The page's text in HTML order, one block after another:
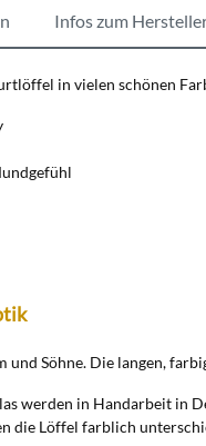
Infos zum
in vielen schönen
Söhne. Die langen,
werden in Handarbeit in
die Löffel farblich